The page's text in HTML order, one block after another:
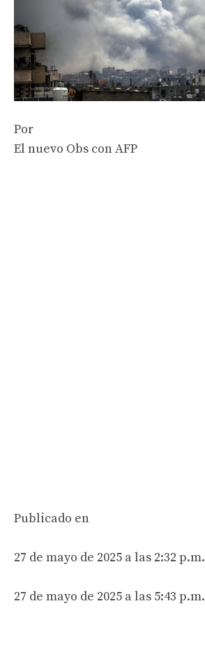
Por
El nuevo Obs con AFP
Publicado en
27 de mayo de 2025 a las 2:32 p.m.
27 de mayo de 2025 a las 5:43 p.m.